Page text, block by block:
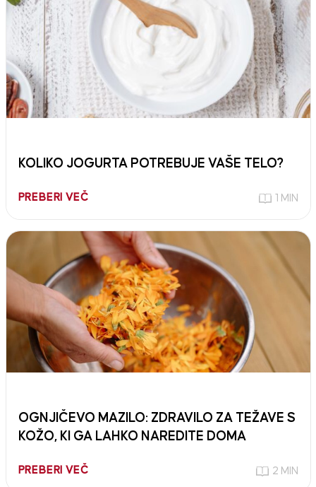
KOLIKO JOGURTA POTREBUJE VAŠE TELO?
PREBERI VEČ 1 MIN
OGNJIČEVO MAZILO: ZDRAVILO ZA TEŽAVE S
KOŽO, KI GA LAHKO NAREDITE DOMA
PREBERI VEČ 2 MIN